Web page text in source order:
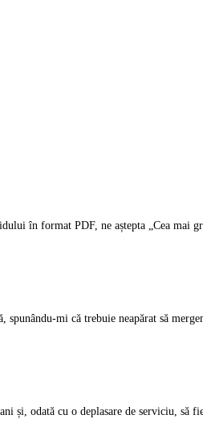
în format PDF, ne aștepta „Cea mai
mi că trebuie neapărat să
și, odată cu o deplasare de serviciu,